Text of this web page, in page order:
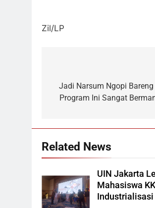
Zil/LP
pos
Jadi Narsum Ngopi Bareng
Program Ini Sangat
Related News
UIN Jakarta
Mahasiswa
Industrialisasi